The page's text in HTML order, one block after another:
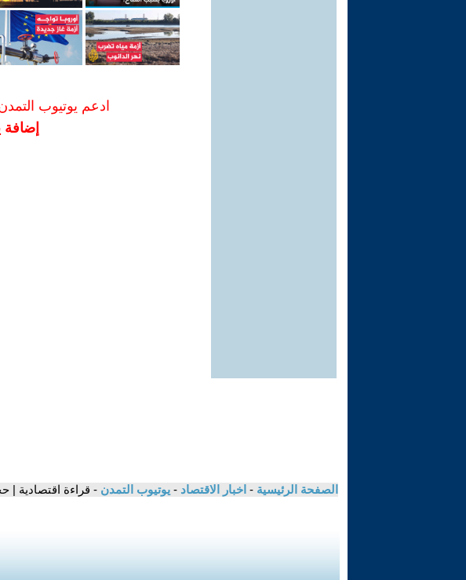
ادعم يوتيوب
الصفحة الرئيسية - اخبار الاقتصاد - يوتيوب التمدن - قراءة اقتصادية |